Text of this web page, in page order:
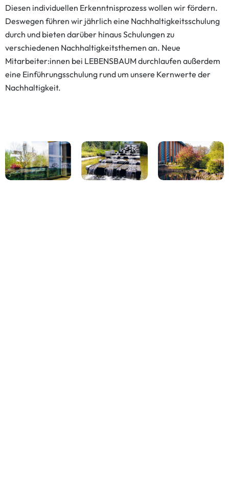
Diesen individuellen Erkenntnisprozess wollen wir fördern.
Deswegen führen wir jährlich eine Nachhaltigkeitsschulung
durch und bieten darüber hinaus Schulungen zu
verschiedenen Nachhaltigkeitsthemen an. Neue
Mitarbeiter:innen bei LEBENSBAUM durchlaufen außerdem
eine Einführungsschulung rund um unsere Kernwerte der
Nachhaltigkeit.